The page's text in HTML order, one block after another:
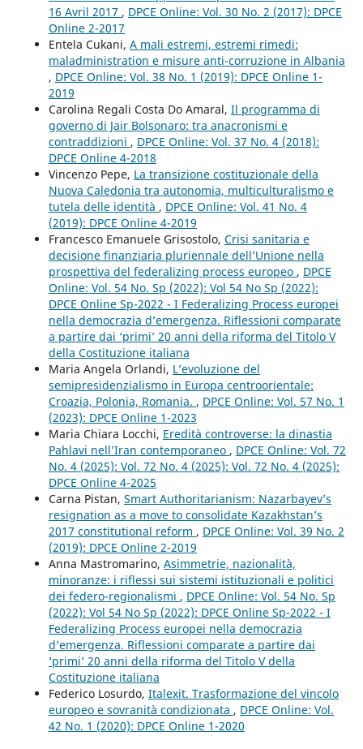
16 Avril 2017 , DPCE Online: Vol. 30 No. 2 (2017): DPCE
Online 2-2017
Entela Cukani, A mali estremi, estremi rimedi:
maladministration e misure anti-corruzione in Albania
, DPCE Online: Vol. 38 No. 1 (2019): DPCE Online 1-
2019
Carolina Regali Costa Do Amaral, Il programma di
governo di Jair Bolsonaro: tra anacronismi e
contraddizioni , DPCE Online: Vol. 37 No. 4 (2018):
DPCE Online 4-2018
Vincenzo Pepe, La transizione costituzionale della
Nuova Caledonia tra autonomia, multiculturalismo e
tutela delle identità , DPCE Online: Vol. 41 No. 4
(2019): DPCE Online 4-2019
Francesco Emanuele Grisostolo, Crisi sanitaria e
decisione finanziaria pluriennale dell’Unione nella
prospettiva del federalizing process europeo , DPCE
Online: Vol. 54 No. Sp (2022): Vol 54 No Sp (2022):
DPCE Online Sp-2022 - I Federalizing Process europei
nella democrazia d’emergenza. Riflessioni comparate
a partire dai ‘primi’ 20 anni della riforma del Titolo V
della Costituzione italiana
Maria Angela Orlandi, L’evoluzione del
semipresidenzialismo in Europa centroorientale:
Croazia, Polonia, Romania. , DPCE Online: Vol. 57 No. 1
(2023): DPCE Online 1-2023
Maria Chiara Locchi, Eredità controverse: la dinastia
Pahlavi nell’Iran contemporaneo , DPCE Online: Vol. 72
No. 4 (2025): Vol. 72 No. 4 (2025): Vol. 72 No. 4 (2025):
DPCE Online 4-2025
Carna Pistan, Smart Authoritarianism: Nazarbayev’s
resignation as a move to consolidate Kazakhstan’s
2017 constitutional reform , DPCE Online: Vol. 39 No. 2
(2019): DPCE Online 2-2019
Anna Mastromarino, Asimmetrie, nazionalità,
minoranze: i riflessi sui sistemi istituzionali e politici
dei federo-regionalismi , DPCE Online: Vol. 54 No. Sp
(2022): Vol 54 No Sp (2022): DPCE Online Sp-2022 - I
Federalizing Process europei nella democrazia
d’emergenza. Riflessioni comparate a partire dai
‘primi’ 20 anni della riforma del Titolo V della
Costituzione italiana
Federico Losurdo, Italexit. Trasformazione del vincolo
europeo e sovranità condizionata , DPCE Online: Vol.
42 No. 1 (2020): DPCE Online 1-2020